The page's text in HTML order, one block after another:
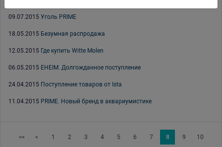
09.07.2015 Уголь PRIME
18.05.2015 Безумная распродажа
12.05.2015 Где купить Witte Molen
06.05.2015 EHEIM. Долгожданное поступление
24.04.2015 Поступление товаров от Ista
11.04.2015 PRIME. Новый бренд в аквариумистике
<< < 1 2 3 4 5 6 7 8 9 10